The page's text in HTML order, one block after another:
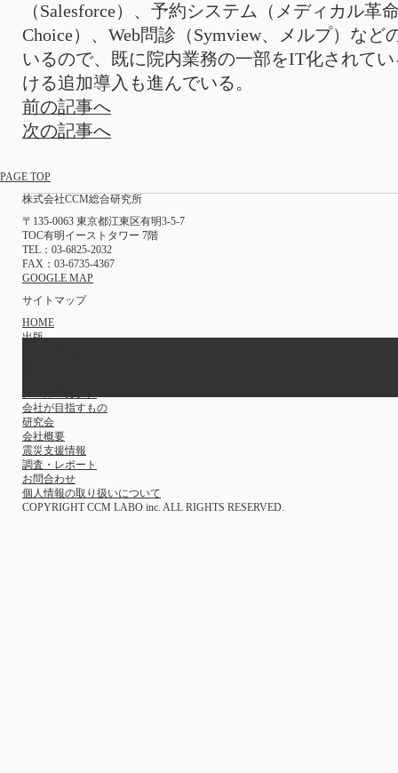
（Salesforce）、予約システム（メディカル革
Choice）、Web問診（Symview、メルプ）な
いるので、既に院内業務の一部をIT化されて
ける追加導入も進んでいる。
前の記事へ
次の記事へ
PAGE TOP
株式会社CCM総合研究所
〒135-0063 東京都江東区有明3-5-7
TOC有明イーストタワー 7階
TEL：03-6825-2032
FAX：03-6735-4367
GOOGLE MAP
サイトマップ
HOME
出版
会社が目指すもの
研究会
会社概要
震災支援情報
調査・レポート
お問合わせ
個人情報の取り扱いについて
COPYRIGHT CCM LABO inc. ALL RIGHTS RESERVED.